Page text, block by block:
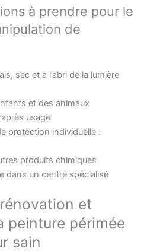
à prendre pour le
de
sec et à l’abri de la lumière
et des animaux
usage
protection individuelle :
produits chimiques
dans un centre spécialisé
et
peinture périmée
sain